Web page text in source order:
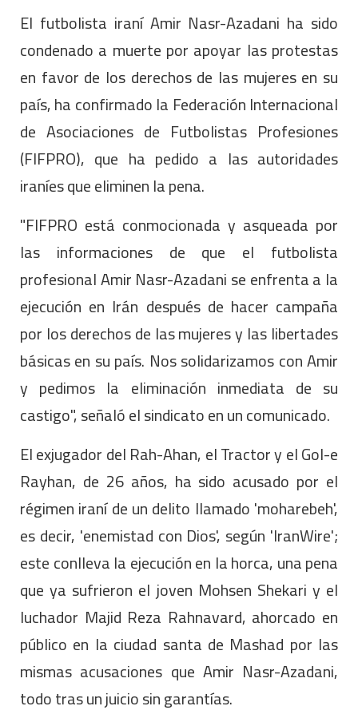
El futbolista iraní Amir Nasr-Azadani ha sido
condenado a muerte por apoyar las protestas
en favor de los derechos de las mujeres en su
país, ha confirmado la Federación Internacional
de Asociaciones de Futbolistas Profesiones
(FIFPRO), que ha pedido a las autoridades
iraníes que eliminen la pena.
"FIFPRO está conmocionada y asqueada por
las informaciones de que el futbolista
profesional Amir Nasr-Azadani se enfrenta a la
ejecución en Irán después de hacer campaña
por los derechos de las mujeres y las libertades
básicas en su país. Nos solidarizamos con Amir
y pedimos la eliminación inmediata de su
castigo", señaló el sindicato en un comunicado.
El exjugador del Rah-Ahan, el Tractor y el Gol-e
Rayhan, de 26 años, ha sido acusado por el
régimen iraní de un delito llamado 'moharebeh',
es decir, 'enemistad con Dios', según 'IranWire';
este conlleva la ejecución en la horca, una pena
que ya sufrieron el joven Mohsen Shekari y el
luchador Majid Reza Rahnavard, ahorcado en
público en la ciudad santa de Mashad por las
mismas acusaciones que Amir Nasr-Azadani,
todo tras un juicio sin garantías.